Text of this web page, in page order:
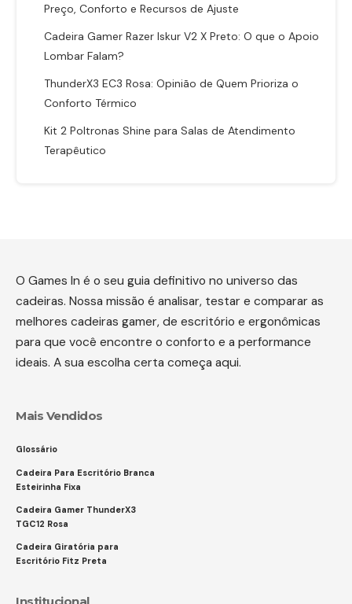
Preço, Conforto e Recursos de Ajuste
Cadeira Gamer Razer Iskur V2 X Preto: O que o Apoio
Lombar Falam?
ThunderX3 EC3 Rosa: Opinião de Quem Prioriza o
Conforto Térmico
Kit 2 Poltronas Shine para Salas de Atendimento
Terapêutico
O Games In é o seu guia definitivo no universo das
cadeiras. Nossa missão é analisar, testar e comparar as
melhores cadeiras gamer, de escritório e ergonômicas
para que você encontre o conforto e a performance
ideais. A sua escolha certa começa aqui.
Mais Vendidos
Glossário
Cadeira Para Escritório Branca
Esteirinha Fixa
Cadeira Gamer ThunderX3
TGC12 Rosa
Cadeira Giratória para
Escritório Fitz Preta